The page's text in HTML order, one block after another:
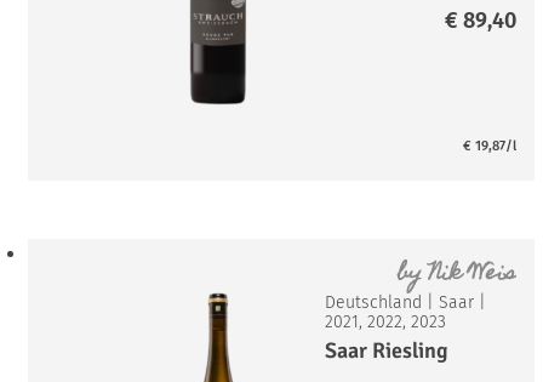
€ 89,40
€ 19,87/l
byNik Weis
Deutschland Saar|
2021, 2022, 2023
Saar Riesling